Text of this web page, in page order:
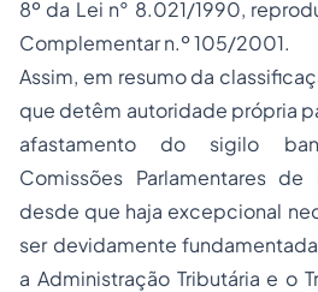
8º da Lei n° 8.021/1990,
Complementar n.º 105/2001.
Assim, em resumo da
que detêm autoridade própria
afastamento do sigilo
Comissões Parlamentares
desde que haja excepcional
ser devidamente
a Administração Tributária e o